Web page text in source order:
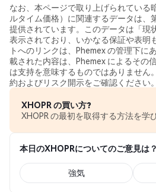
なお、本ページで取り上げられている
ルタイム価格）に関連するデータは、
提供されています。このデータは「現
表示されており、いかなる保証や表明
トへのリンクは、Phemex の管理下に
載された内容は、Phemex によるその
は支持を意味するものではありません
約およびリスク開示をご確認ください。
XHOPR の買い方?
XHOPR の最初を取得する方法を学
本日のXHOPRについてのご意見は？
強気